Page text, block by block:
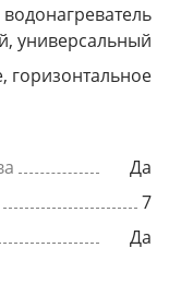
водонагреватель
универсальный
горизонтальное
Да
7
Да